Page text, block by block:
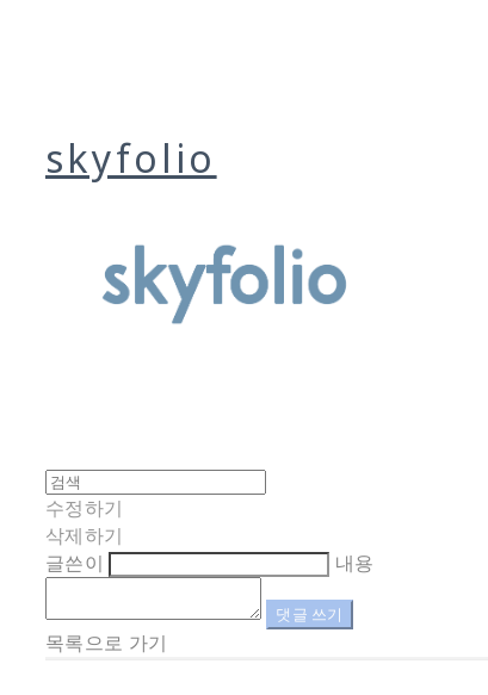
skyfolio
수정하기
삭제하기
글쓴이
내용
댓글 쓰기
목록으로 가기